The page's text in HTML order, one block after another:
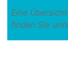
Eine
finden Sie